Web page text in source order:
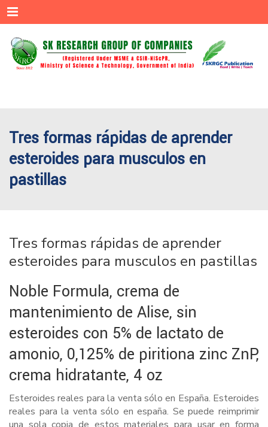
Menu
Tres formas rápidas de aprender
esteroides para musculos en
pastillas
Tres formas rápidas de aprender
esteroides para musculos en pastillas
Noble Formula, crema de
mantenimiento de Alise, sin
esteroides con 5% de lactato de
amonio, 0,125% de piritiona zinc ZnP,
crema hidratante, 4 oz
Esteroides reales para la venta sólo en España. Esteroides
reales para la venta sólo en españa. Se puede reimprimir